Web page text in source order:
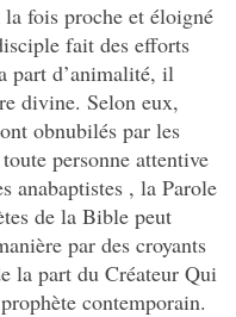
fois proche et éloigné
fait des efforts
part d’animalité, il
divine. Selon eux,
obnubilés par les
personne attentive
anabaptistes , la Parole
de la Bible peut
par des croyants
la part du Créateur Qui
contemporain.